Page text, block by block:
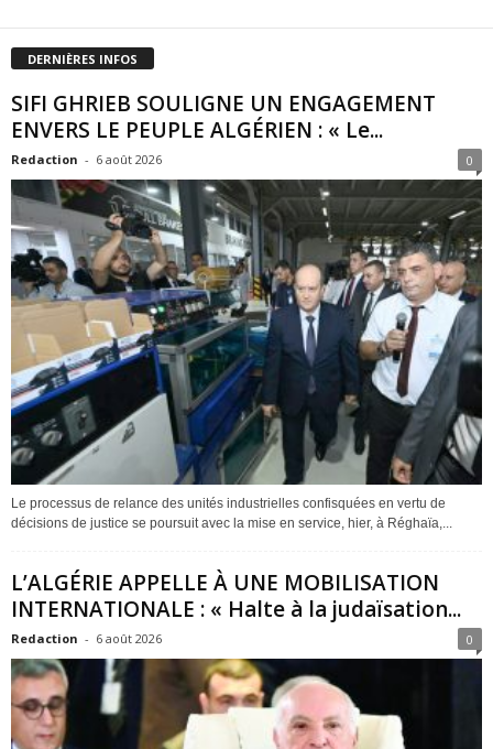
DERNIÈRES INFOS
SIFI GHRIEB SOULIGNE UN ENGAGEMENT
ENVERS LE PEUPLE ALGÉRIEN : « Le...
Redaction - 6 août 2026 0
Le processus de relance des unités industrielles confisquées en vertu de
décisions de justice se poursuit avec la mise en service, hier, à Réghaïa,...
L’ALGÉRIE APPELLE À UNE MOBILISATION
INTERNATIONALE : « Halte à la judaïsation...
Redaction - 6 août 2026 0